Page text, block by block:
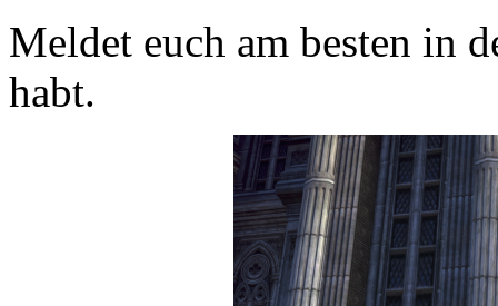
Meldet euch am besten in
habt.